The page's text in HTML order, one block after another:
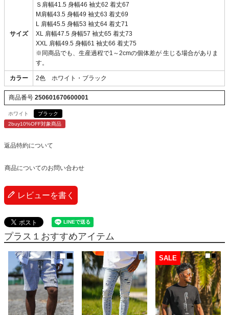
サイズ
Ｓ肩幅41.5 身幅46 袖丈62 着丈67
M肩幅43.5 身幅49 袖丈63 着丈69
L 肩幅45.5 身幅53 袖丈64 着丈71
XL 肩幅47.5 身幅57 袖丈65 着丈73
XXL 肩幅49.5 身幅61 袖丈66 着丈75
※同商品でも、生産過程で1～2cmの個体差が 生じる場合がありま
す。
カラー 2色 ホワイト・ブラック
商品番号 250601670600001
ホワイト
ブラック
2buy10%OFF対象商品
返品特約について
商品についてのお問い合わせ
レビューを書く
プラス１おすすめアイテム